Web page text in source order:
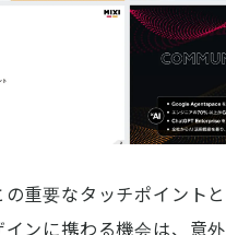
重要なタッチポイント
ンに携わる機会は、意